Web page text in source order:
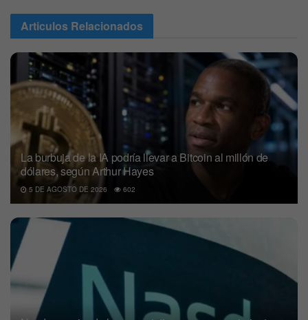
Articulos Relacionados
La burbuja de la IA podría llevar a Bitcoin al millón de
dólares, según Arthur Hayes
5 DE AGOSTO DE 2026 602